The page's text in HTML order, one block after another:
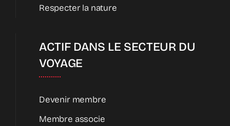
Respecter la nature
ACTIF DANS LE SECTEUR DU
VOYAGE
Devenir membre
Membre associe